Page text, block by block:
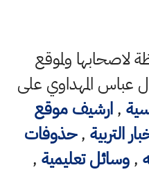
ولموقع
عباس المهداوي على
,ارشيف موقع
التربية ,حذوفات
,وسائل تعليمية ,